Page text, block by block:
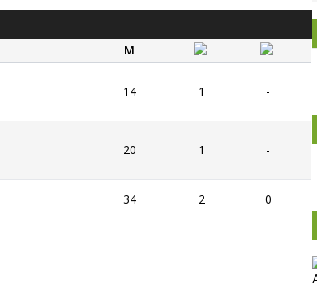
M
14 1 -
20 1 -
34 2 0